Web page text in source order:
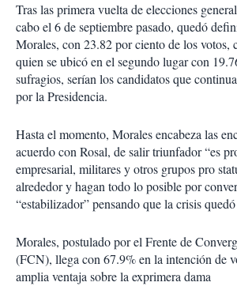
Tras las primera vuelta de elecciones
cabo el 6 de septiembre pasado, quedó
Morales, con 23.82 por ciento de los votos,
quien se ubicó en el segundo lugar con
sufragios, serían los candidatos que
por la Presidencia.
Hasta el momento, Morales encabeza las
acuerdo con Rosal, de salir triunfador “es
empresarial, militares y otros grupos pro
alrededor y hagan todo lo posible por
“estabilizador” pensando que la crisis quedó
Morales, postulado por el Frente de
(FCN), llega con 67.9% en la intención de
amplia ventaja sobre la exprimera dama